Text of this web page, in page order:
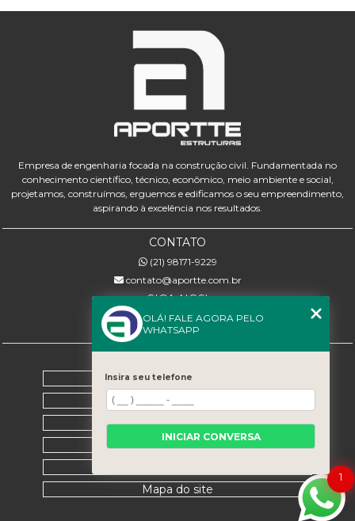
Empresa de engenharia focada na construção civil. Fundamentada no
conhecimento científico, técnico, econômico, meio ambiente e social,
projetamos, construímos, erguemos e edificamos o seu empreendimento,
aspirando à excelência nos resultados.
CONTATO
(21) 98171-9229
contato@aportte.com.br
SIGA-NOS!
Home
Sobre nós
Serviços
Contato
Mapa do site
1
OLÁ! FALE AGORA PELO
WHATSAPP
Insira seu telefone
INICIAR CONVERSA